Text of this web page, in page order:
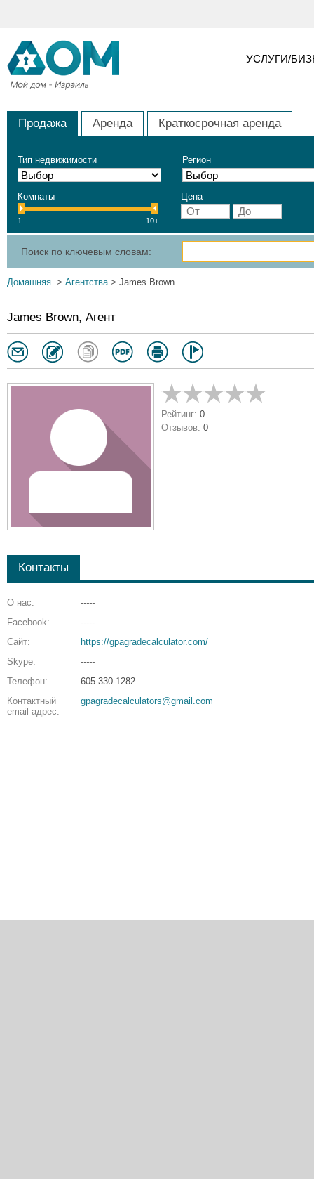
УСЛУГИ/
Продажа Аренда Краткосрочная аренда
Тип недвижимости Регион
Комнаты
1 10+
Цена
Поиск по ключевым словам:
Домашняя > Агентства> James Brown
James Brown, Агент
Рейтинг: 0
Отзывов: 0
Контакты
О нас:
-----
Facebook:
-----
Сайт:
https://gpagradecalculator.com/
Skype:
-----
Телефон:
605-330-1282
Контактный
email адрес:
gpagradecalculators@gmail.com